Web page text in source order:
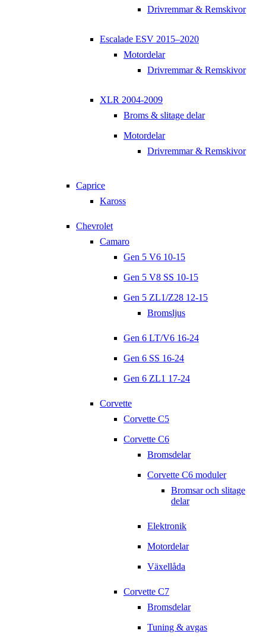
Drivremmar & Remskivor
Escalade ESV 2015–2020
Motordelar
Drivremmar & Remskivor
XLR 2004-2009
Broms & slitage delar
Motordelar
Drivremmar & Remskivor
Caprice
Kaross
Chevrolet
Camaro
Gen 5 V6 10-15
Gen 5 V8 SS 10-15
Gen 5 ZL1/Z28 12-15
Bromsljus
Gen 6 LT/V6 16-24
Gen 6 SS 16-24
Gen 6 ZL1 17-24
Corvette
Corvette C5
Corvette C6
Bromsdelar
Corvette C6 moduler
Bromsar och slitage
delar
Elektronik
Motordelar
Växellåda
Corvette C7
Bromsdelar
Tuning & avgas